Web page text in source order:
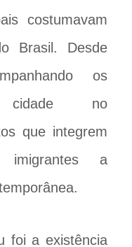
costumavam
Brasil. Desde
os
cidade no
que integrem
a
foi a existência